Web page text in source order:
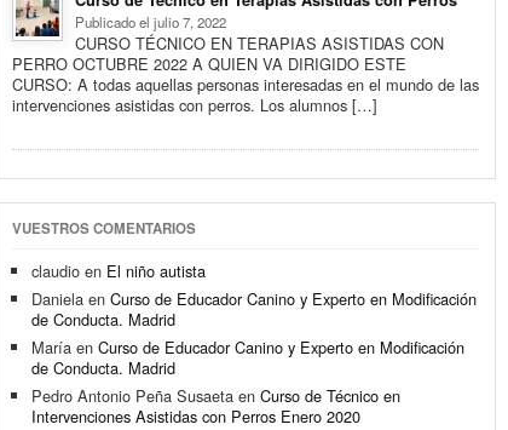
Publicado el julio 7, 2022
CURSO TÉCNICO EN TERAPIAS ASISTIDAS CON
PERRO OCTUBRE 2022 A QUIEN VA DIRIGIDO ESTE
CURSO: A todas aquellas personas interesadas en el mundo de las
intervenciones asistidas con perros. Los alumnos […]
VUESTROS COMENTARIOS
claudio en El niño autista
Daniela enCurso de Educador Canino y Experto en Modificación
de Conducta. Madrid
María enCurso de Educador Canino y Experto en Modificación
de Conducta. Madrid
Pedro Antonio Peña Susaeta enCurso de Técnico en
Intervenciones Asistidas con Perros Enero 2020